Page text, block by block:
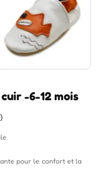
-6-12 mois
pour le confort et la